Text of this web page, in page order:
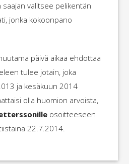
valitsee pelikentän
jonka kokoonpano
päivä aikaa ehdottaa
tulee jotain, joka
ja kesäkuun 2014
olla huomion arvoista,
osoitteeseen
22.7.2014.